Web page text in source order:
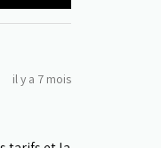
il y a 7 mois